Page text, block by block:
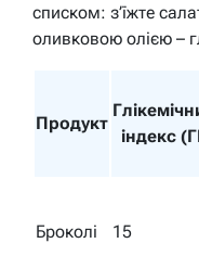
списком: з’їжте
оливковою олією –
Продукт
індекс
Броколі 15